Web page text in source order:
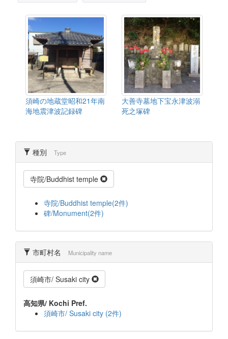
須崎の地蔵堂昭和21年南
海地震津波記録碑
大善寺墓地下宝永津波溺
死之塚碑
種別 Type
寺院/Buddhist temple
寺院/Buddhist temple(2件)
碑/Monument(2件)
市町村名 Municipality name
須崎市/ Susaki city
高知県/ Kochi Pref.
須崎市/ Susaki city (2件)